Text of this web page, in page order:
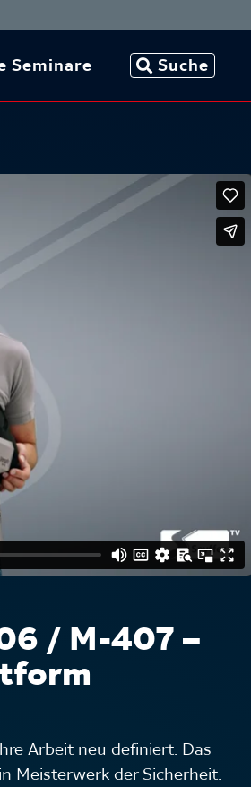
Seminare Suche
/ M-407 –
Arbeit neu definiert. Das
der Sicherheit.